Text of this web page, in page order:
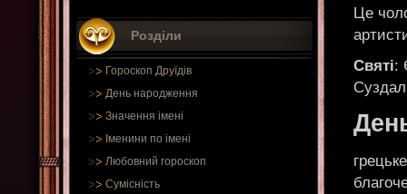
Розділи
Гороскоп Друїдів
День народження
Значення імені
Іменини по імені
Любовний гороскоп
Сумісність
Це
Святі: